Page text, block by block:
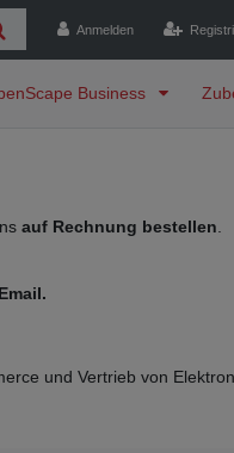
Anmelden
Business
auf Rechnung bestellen
und Vertrieb von